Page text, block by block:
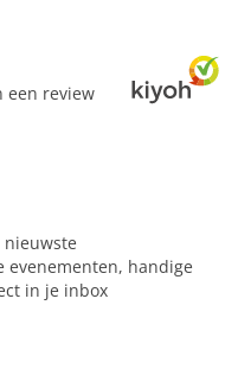
een review
nieuwste
handige
in je inbox